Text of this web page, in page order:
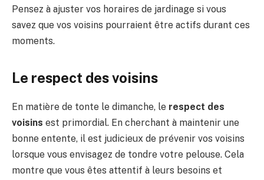
Pensez à ajuster vos horaires de jardinage si vous
savez que vos voisins pourraient être actifs durant ces
moments.
Le respect des voisins
En matière de tonte le dimanche, le respect des
voisins est primordial. En cherchant à maintenir une
bonne entente, il est judicieux de prévenir vos voisins
lorsque vous envisagez de tondre votre pelouse. Cela
montre que vous êtes attentif à leurs besoins et